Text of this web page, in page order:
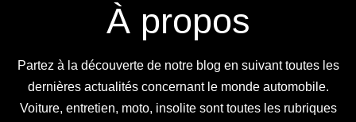
À propos
Partez à la découverte de notre blog en suivant toutes les
dernières actualités concernant le monde automobile.
Voiture, entretien, moto, insolite sont toutes les rubriques